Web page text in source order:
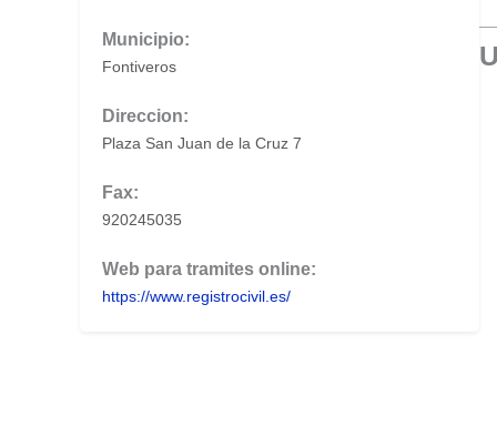
Municipio:
Fontiveros
Direccion:
Plaza San Juan de la Cruz 7
Fax:
920245035
Web para tramites online:
https://www.registrocivil.es/